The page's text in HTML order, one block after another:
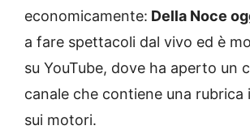
economicamente: Della Noce
a fare spettacoli dal vivo ed è
su YouTube, dove ha aperto un
canale che contiene una rubrica
sui motori.